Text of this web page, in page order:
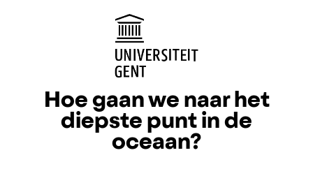
Hoe gaan we naar het
diepste punt in de
oceaan?